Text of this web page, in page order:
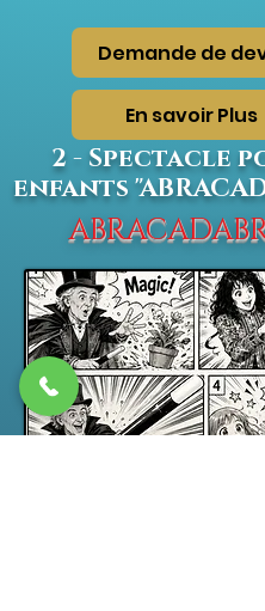
Demande de
En savoir Plus
2 - Spectacle
enfants